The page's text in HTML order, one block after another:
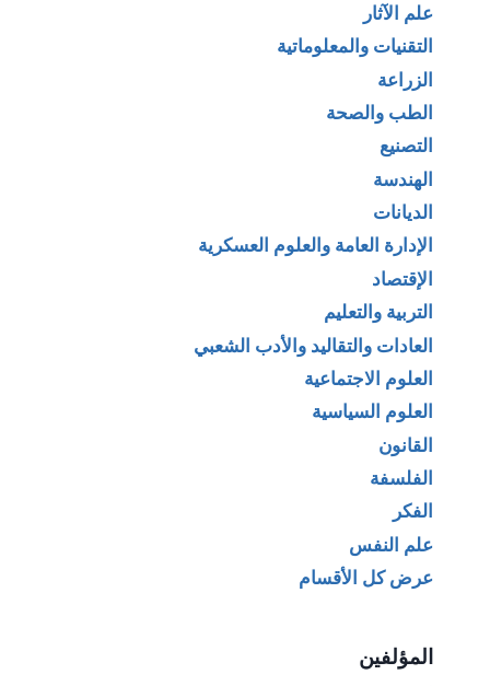
علم الآثار
التقنيات والمعلوماتية
الزراعة
الطب والصحة
التصنيع
الهندسة
الديانات
الإدارة العامة والعلوم العسكرية
الإقتصاد
التربية والتعليم
العادات والتقاليد والأدب الشعبي
العلوم الاجتماعية
العلوم السياسية
القانون
الفلسفة
الفكر
علم النفس
عرض كل الأقسام
المؤلفين